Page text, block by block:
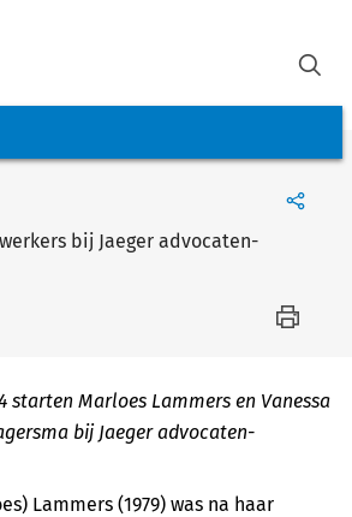
bij Jaeger advocaten-
starten Marloes Lammers en Vanessa
bij Jaeger advocaten-
Lammers (1979) was na haar